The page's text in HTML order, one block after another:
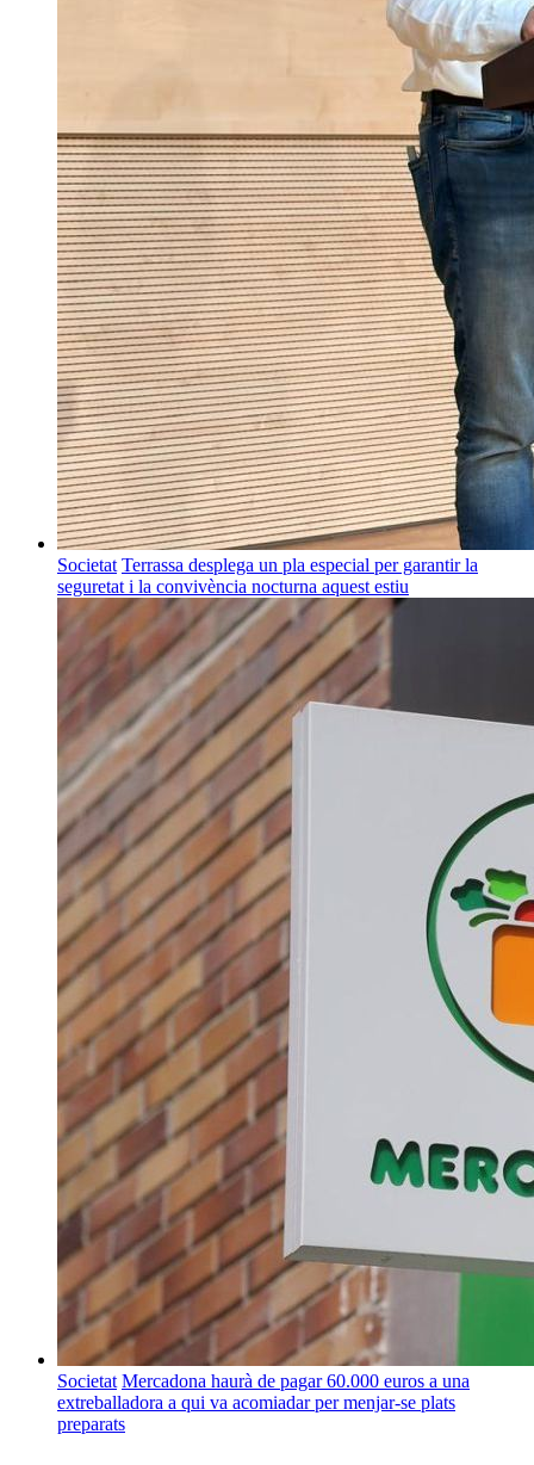
Societat Terrassa desplega un pla especial per garantir la
seguretat i la convivència nocturna aquest estiu
Societat Mercadona haurà de pagar 60.000 euros a una
extreballadora a qui va acomiadar per menjar-se plats
preparats